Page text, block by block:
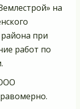
на
района при
работ по